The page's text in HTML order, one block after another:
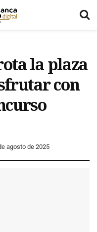
la plaza
con
agosto de 2025